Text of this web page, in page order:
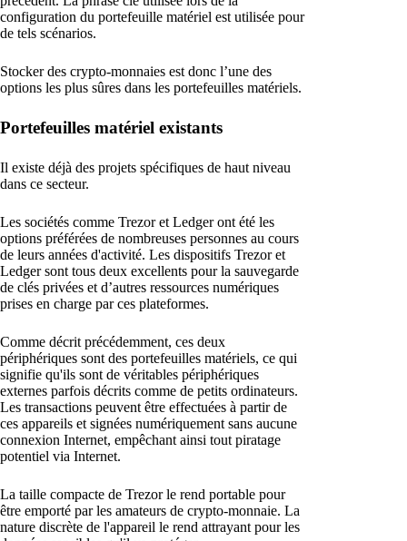
configuration du portefeuille matériel est utilisée pour
de tels scénarios.
Stocker des crypto-monnaies est donc l’une des
options les plus sûres dans les portefeuilles matériels.
Portefeuilles matériel existants
Il existe déjà des projets spécifiques de haut niveau
dans ce secteur.
Les sociétés comme Trezor et Ledger ont été les
options préférées de nombreuses personnes au cours
de leurs années d'activité. Les dispositifs Trezor et
Ledger sont tous deux excellents pour la sauvegarde
de clés privées et d’autres ressources numériques
prises en charge par ces plateformes.
Comme décrit précédemment, ces deux
périphériques sont des portefeuilles matériels, ce qui
signifie qu'ils sont de véritables périphériques
externes parfois décrits comme de petits ordinateurs.
Les transactions peuvent être effectuées à partir de
ces appareils et signées numériquement sans aucune
connexion Internet, empêchant ainsi tout piratage
potentiel via Internet.
La taille compacte de Trezor le rend portable pour
être emporté par les amateurs de crypto-monnaie. La
nature discrète de l'appareil le rend attrayant pour les